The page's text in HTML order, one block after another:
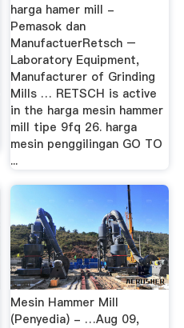
harga hamer mill -
Pemasok dan
ManufactuerRetsch –
Laboratory Equipment,
Manufacturer of Grinding
Mills … RETSCH is active
in the harga mesin hammer
mill tipe 9fq 26. harga
mesin penggilingan GO TO
...
Mesin Hammer Mill
(Penyedia) - …Aug 09,